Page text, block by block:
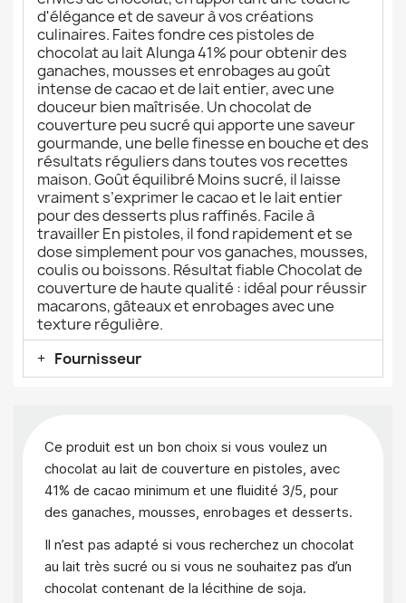
d'élégance et de saveur à vos créations
culinaires. Faites fondre ces pistoles de
chocolat au lait Alunga 41% pour obtenir des
ganaches, mousses et enrobages au goût
intense de cacao et de lait entier, avec une
douceur bien maîtrisée. Un chocolat de
couverture peu sucré qui apporte une saveur
gourmande, une belle finesse en bouche et des
résultats réguliers dans toutes vos recettes
maison. Goût équilibré Moins sucré, il laisse
vraiment s’exprimer le cacao et le lait entier
pour des desserts plus raffinés. Facile à
travailler En pistoles, il fond rapidement et se
dose simplement pour vos ganaches, mousses,
coulis ou boissons. Résultat fiable Chocolat de
couverture de haute qualité : idéal pour réussir
macarons, gâteaux et enrobages avec une
texture régulière.
Fournisseur
Ce produit est un bon choix si vous voulez un
chocolat au lait de couverture en pistoles, avec
41% de cacao minimum et une fluidité 3/5, pour
des ganaches, mousses, enrobages et desserts.
Il n’est pas adapté si vous recherchez un chocolat
au lait très sucré ou si vous ne souhaitez pas d’un
chocolat contenant de la lécithine de soja.